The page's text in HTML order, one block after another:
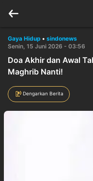
Gaya Hidup • sindonews
Senin, 15 Juni 2026 - 03:56
Doa Akhir dan Awal
Maghrib Nanti!
Dengarkan Berita